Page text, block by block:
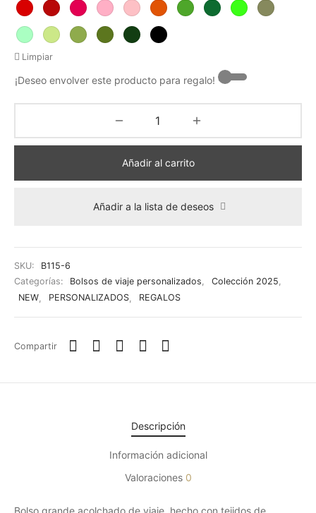
Limpiar
¡Deseo envolver este producto para regalo! -
Añadir al carrito
Añadir a la lista de deseos
SKU:
B115-6
Categorías:
Bolsos de viaje personalizados, Colección 2025,
NEW
PERSONALIZADOS REGALOS
Compartir
Descripción
Información adicional
Valoraciones 0
Bolso grande acolchado de viaje, hecho con tejidos de